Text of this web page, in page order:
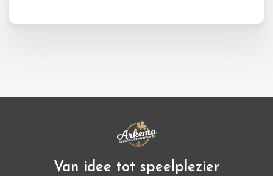
Van idee tot speelplezier